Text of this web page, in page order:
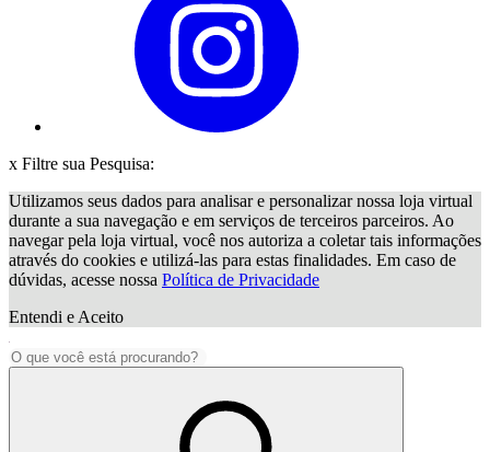
x Filtre sua Pesquisa:
Utilizamos seus dados para analisar e personalizar nossa loja virtual
durante a sua navegação e em serviços de terceiros parceiros. Ao
navegar pela loja virtual, você nos autoriza a coletar tais informações
através do cookies e utilizá-las para estas finalidades. Em caso de
dúvidas, acesse nossa Política de Privacidade
Entendi e Aceito